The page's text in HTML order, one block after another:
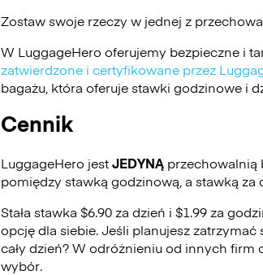
Zostaw swoje rzeczy w jednej z
W LuggageHero oferujemy bezpieczne i
zatwierdzone i certyfikowane przez
bagażu, która oferuje stawki godzinowe i
Cennik
LuggageHero jestJEDYNĄ przechowalnią
pomiędzy stawką godzinową, a stawką za
Stała stawka $6.90 za dzień i $1.99 za
opcję dla siebie. Jeśli planujesz
cały dzień? W odróżnieniu od innych
wybór.